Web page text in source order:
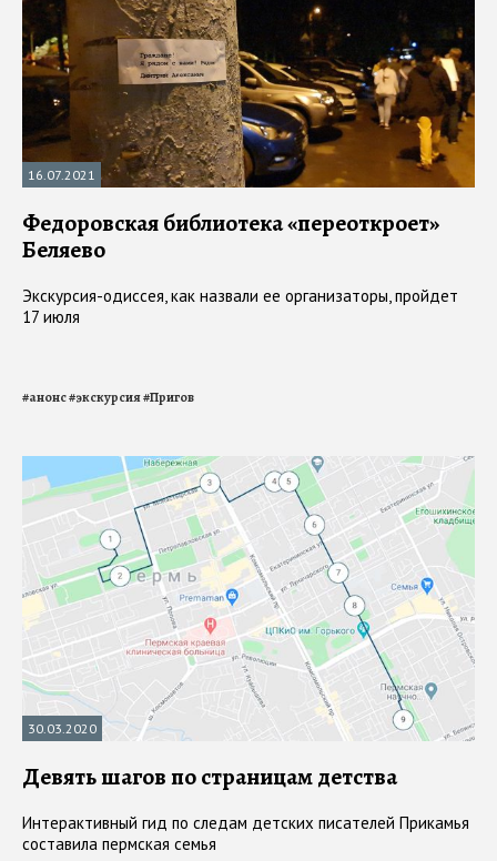
16.07.2021
Федоровская библиотека «переоткроет»
Беляево
Экскурсия-одиссея, как назвали ее организаторы, пройдет
17 июля
#анонс#экскурсия#Пригов
30.03.2020
Девять шагов по страницам детства
Интерактивный гид по следам детских писателей Прикамья
составила пермская семья